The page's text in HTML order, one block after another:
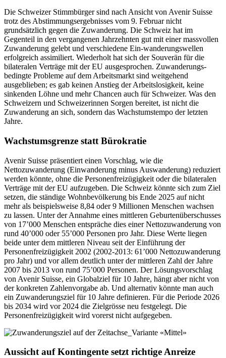
Die Schweizer Stimmbürger sind nach Ansicht von Avenir Suisse
trotz des Abstimmungsergebnisses vom 9. Februar nicht
grundsätzlich gegen die Zuwanderung. Die Schweiz hat im
Gegenteil in den vergangenen Jahrzehnten gut mit einer massvollen
Zuwanderung gelebt und verschiedene Ein-wanderungswellen
erfolgreich assimiliert. Wiederholt hat sich der Souverän für die
bilateralen Verträge mit der EU ausgesprochen. Zuwanderungs-
bedingte Probleme auf dem Arbeitsmarkt sind weitgehend
ausgeblieben; es gab keinen Anstieg der Arbeitslosigkeit, keine
sinkenden Löhne und mehr Chancen auch für Schweizer. Was den
Schweizern und Schweizerinnen Sorgen bereitet, ist nicht die
Zuwanderung an sich, sondern das Wachstumstempo der letzten
Jahre.
Wachstumsgrenze statt Bürokratie
Avenir Suisse präsentiert einen Vorschlag, wie die
Nettozuwanderung (Einwanderung minus Auswanderung) reduziert
werden könnte, ohne die Personenfreizügigkeit oder die bilateralen
Verträge mit der EU aufzugeben. Die Schweiz könnte sich zum Ziel
setzen, die ständige Wohnbevölkerung bis Ende 2025 auf nicht
mehr als beispielsweise 8,84 oder 9 Millionen Menschen wachsen
zu lassen. Unter der Annahme eines mittleren Geburtenüberschusses
von 17’000 Menschen entspräche dies einer Nettozuwanderung von
rund 40’000 oder 55’000 Personen pro Jahr. Diese Werte liegen
beide unter dem mittleren Niveau seit der Einführung der
Personenfreizügigkeit 2002 (2002-2013: 61’000 Nettozuwanderung
pro Jahr) und vor allem deutlich unter der mittleren Zahl der Jahre
2007 bis 2013 von rund 75’000 Personen. Der Lösungsvorschlag
von Avenir Suisse, ein Globalziel für 10 Jahre, hängt aber nicht von
der konkreten Zahlenvorgabe ab. Und alternativ könnte man auch
ein Zuwanderungsziel für 10 Jahre definieren. Für die Periode 2026
bis 2034 wird vor 2024 die Zielgrösse neu festgelegt. Die
Personenfreizügigkeit wird vorerst nicht aufgegeben.
Aussicht auf Kontingente setzt richtige Anreize